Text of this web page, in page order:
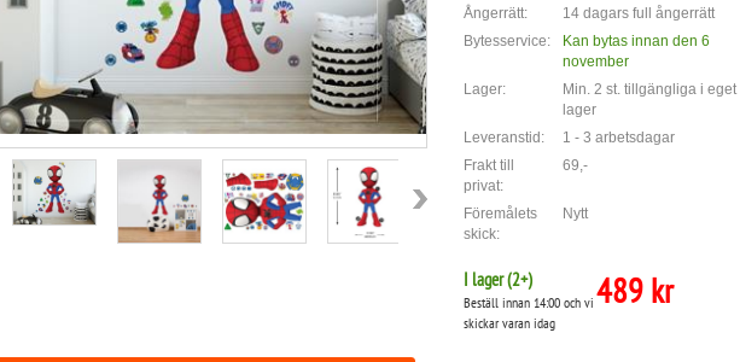
Ångerrätt:
14 dagars full ångerrätt
Bytesservice:
Kan bytas innan den 6
november
Lager:
Min. 2 st. tillgängliga i eget
lager
Leveranstid:
1 - 3 arbetsdagar
Frakt till
privat:
69,-
Föremålets
skick:
Nytt
I lager (2+)
Beställ innan 14:00 och vi
skickar varan idag
489 kr